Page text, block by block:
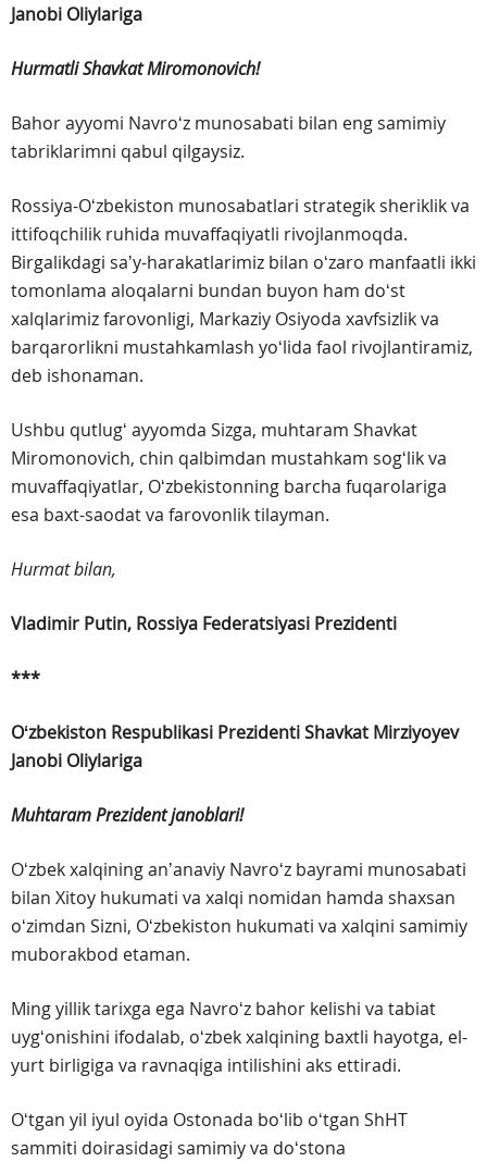
Janobi Oliylariga
Hurmatli Shavkat Miromonovich!
Bahor ayyomi Navroʻz munosabati bilan eng samimiy
tabriklarimni qabul qilgaysiz.
Rossiya-Oʻzbekiston munosabatlari strategik sheriklik va
ittifoqchilik ruhida muvaffaqiyatli rivojlanmoqda.
Birgalikdagi saʼy-harakatlarimiz bilan oʻzaro manfaatli ikki
tomonlama aloqalarni bundan buyon ham doʻst
xalqlarimiz farovonligi, Markaziy Osiyoda xavfsizlik va
barqarorlikni mustahkamlash yoʻlida faol rivojlantiramiz,
deb ishonaman.
Ushbu qutlugʻ ayyomda Sizga, muhtaram Shavkat
Miromonovich, chin qalbimdan mustahkam sogʻlik va
muvaffaqiyatlar, Oʻzbekistonning barcha fuqarolariga
esa baxt-saodat va farovonlik tilayman.
Hurmat bilan,
Vladimir Putin, Rossiya Federatsiyasi Prezidenti
***
Oʻzbekiston Respublikasi PrezidentiShavkat Mirziyoyev
Janobi Oliylariga
Muhtaram Prezident janoblari!
Oʻzbek xalqining anʼanaviy Navroʻz bayrami munosabati
bilan Xitoy hukumati va xalqi nomidan hamda shaxsan
oʻzimdan Sizni, Oʻzbekiston hukumati va xalqini samimiy
muborakbod etaman.
Ming yillik tarixga ega Navroʻz bahor kelishi va tabiat
uygʻonishini ifodalab, oʻzbek xalqining baxtli hayotga, el-
yurt birligiga va ravnaqiga intilishini aks ettiradi.
Oʻtgan yil iyul oyida Ostonada boʻlib oʻtgan ShHT
sammiti doirasidagi samimiy va doʻstona